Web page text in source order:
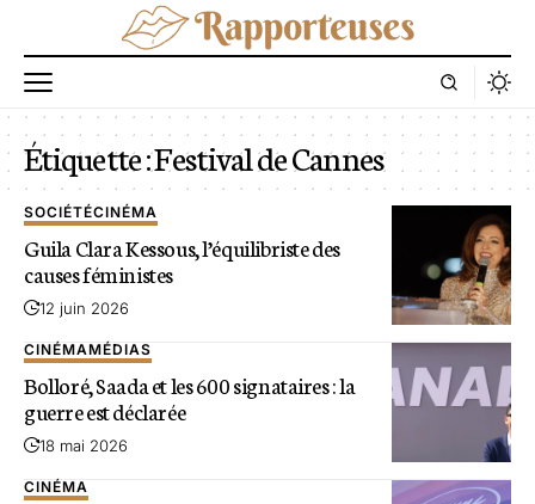
Étiquette :Festival de Cannes
SOCIÉTÉCINÉMA
Guila Clara Kessous, l’équilibriste des
causes féministes
12 juin 2026
CINÉMAMÉDIAS
Bolloré, Saada et les 600 signataires : la
guerre est déclarée
18 mai 2026
CINÉMA